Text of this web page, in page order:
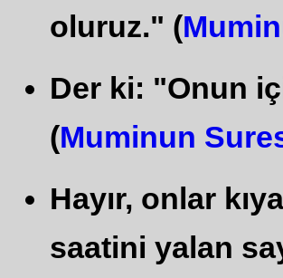
oluruz." (
Der ki: "Onun
(Muminun
Hayır, onlar
saatini yalan